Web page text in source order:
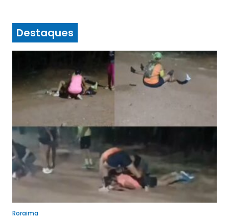
Destaques
Roraima